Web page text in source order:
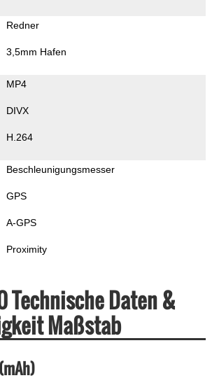
Redner
3,5mm Hafen
MP4
DIVX
H.264
Beschleunigungsmesser
GPS
A-GPS
Proximity
Technische Daten &
Maßstab